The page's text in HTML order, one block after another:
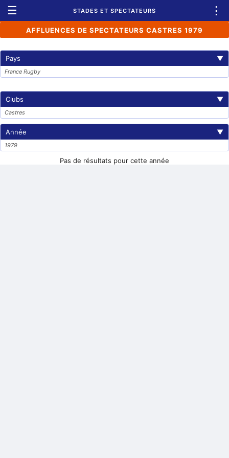
☰ STADES ET SPECTATEURS ⋮
AFFLUENCES DE SPECTATEURS CASTRES 1979
Pays ▼
France Rugby
Clubs ▼
Castres
Année ▼
1979
Pas de résultats pour cette année